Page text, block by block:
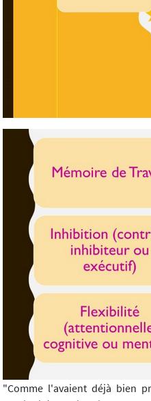
"Comme l'avaient déjà bien